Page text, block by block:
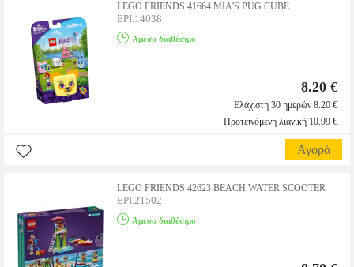
LEGO FRIENDS 41664 MIA'S PUG CUBE
EPI.14038
Αμεσα διαθέσιμο
8.20 €
Ελάχιστη 30 ημερών 8.20 €
Προτεινόμενη λιανική 10.99 €
Αγορά
LEGO FRIENDS 42623 BEACH WATER SCOOTER
EPI.21502
Αμεσα διαθέσιμο